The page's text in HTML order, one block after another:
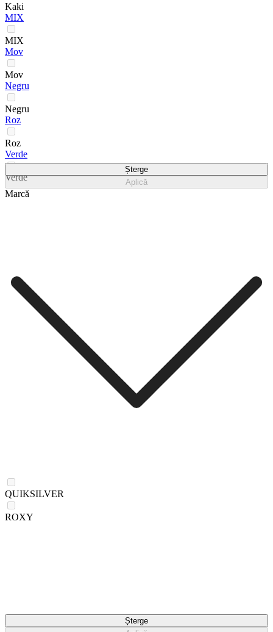
Kaki
MIX
MIX
Mov
Mov
Negru
Negru
Roz
Roz
Verde
Verde
Șterge
Aplică
Marcă
QUIKSILVER
ROXY
Șterge